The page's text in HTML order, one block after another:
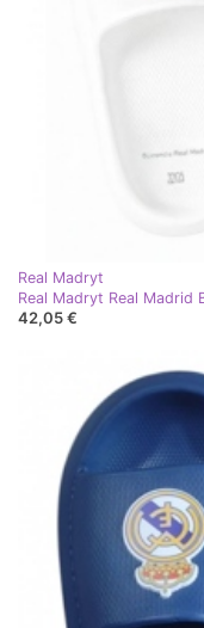
Real Madryt
42,05 €